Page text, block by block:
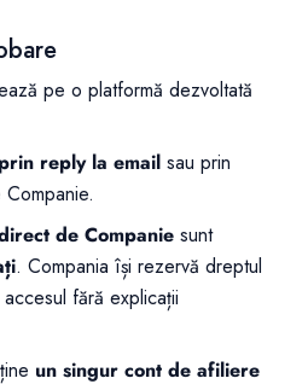
pe o platformă dezvoltată
prin reply la email sau prin
de Companie sunt
. Compania își rezervă dreptul
fără explicații
un singur cont de afiliere